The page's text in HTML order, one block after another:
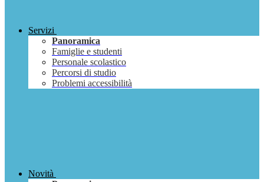
Servizi
Panoramica
Famiglie e studenti
Personale scolastico
Percorsi di studio
Problemi accessibilità
Novità